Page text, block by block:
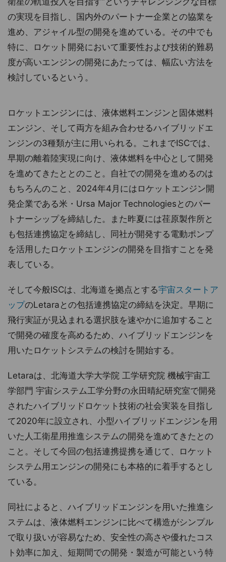
の実現を目指し、国内外のパートナー企業との協業を
進め、アジャイル型の開発を進めている。その中でも
特に、ロケット開発において重要性および技術的難易
度が高いエンジンの開発にあたっては、幅広い方法を
検討しているという。
ロケットエンジンには、液体燃料エンジンと固体燃料
エンジン、そして両方を組み合わせるハイブリッドエ
ンジンの3種類が主に用いられる。これまでISCでは、
早期の離着陸実現に向け、液体燃料を中心として開発
を進めてきたととのこと。自社での開発を進めるのは
もちろんのこと、2024年4月にはロケットエンジン開
発企業である米・Ursa Major Technologiesとのパー
トナーシップを締結した。また昨夏には荏原製作所と
も包括連携協定を締結し、同社が開発する電動ポンプ
を活用したロケットエンジンの開発を目指すことを発
表している。
そして今般ISCは、北海道を拠点とする宇宙 スタートア
ップのLetaraとの包括連携協定の締結を決定。早期に
飛行実証が見込まれる選択肢を速やかに追加すること
で開発の確度を高めるため、ハイブリッドエンジンを
用いたロケットシステムの検討を開始する。
Letaraは、北海道大学大学院 工学研究院 機械宇宙工
学部門 宇宙システム工学分野の永田晴紀研究室で開発
されたハイブリッドロケット技術の社会実装を目指し
て2020年に設立され、小型ハイブリッドエンジンを用
いた人工衛星用推進システムの開発を進めてきたとの
こと。そして今回の包括連携提携を通じて、ロケット
システム用エンジンの開発にも本格的に着手するとし
ている。
同社によると、ハイブリッドエンジンを用いた推進シ
ステムは、液体燃料エンジンに比べて構造がシンプル
で取り扱いが容易なため、安全性の高さや優れたコス
ト効率に加え、短期間での開発・製造が可能という特